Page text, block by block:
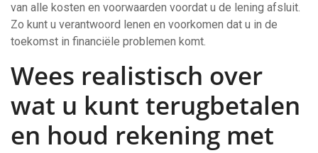
van alle kosten en voorwaarden voordat u de lening afsluit.
Zo kunt u verantwoord lenen en voorkomen dat u in de
toekomst in financiële problemen komt.
Wees realistisch over
wat u kunt terugbetalen
en houd rekening met